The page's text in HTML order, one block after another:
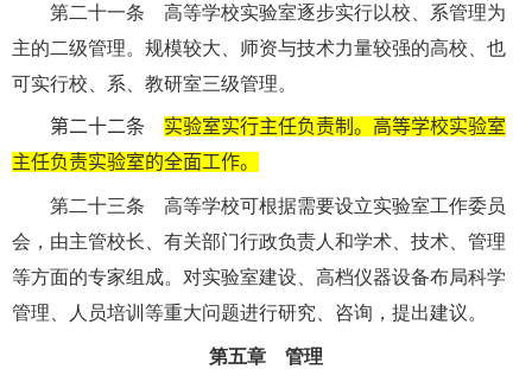
第二十一条 高等学校实验室逐步实行以校、系管理为
主的二级管理。规模较大、师资与技术力量较强的高校、也
可实行校、系、教研室三级管理。
第二十二条 实验室实行主任负责制。高等学校实验室
主任负责实验室的全面工作。
第二十三条 高等学校可根据需要设立实验室工作委员
会，由主管校长、有关部门行政负责人和学术、技术、管理
等方面的专家组成。对实验室建设、高档仪器设备布局科学
管理、人员培训等重大问题进行研究、咨询，提出建议。
第五章 管理